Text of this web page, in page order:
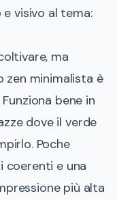
visivo al tema:
ma
zen minimalista è
bene in
dove il verde
Poche
coerenti e una
più alta